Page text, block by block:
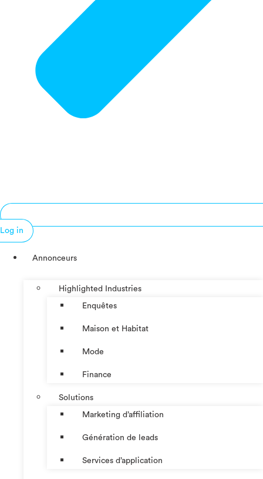
Log in
Annonceurs
Highlighted Industries
Enquêtes
Maison et Habitat
Mode
Finance
Solutions
Marketing d’affiliation
Génération de leads
Services d’application